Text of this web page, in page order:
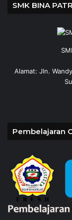
SMK BINA
Alamat: Jln.
Pembelajaran